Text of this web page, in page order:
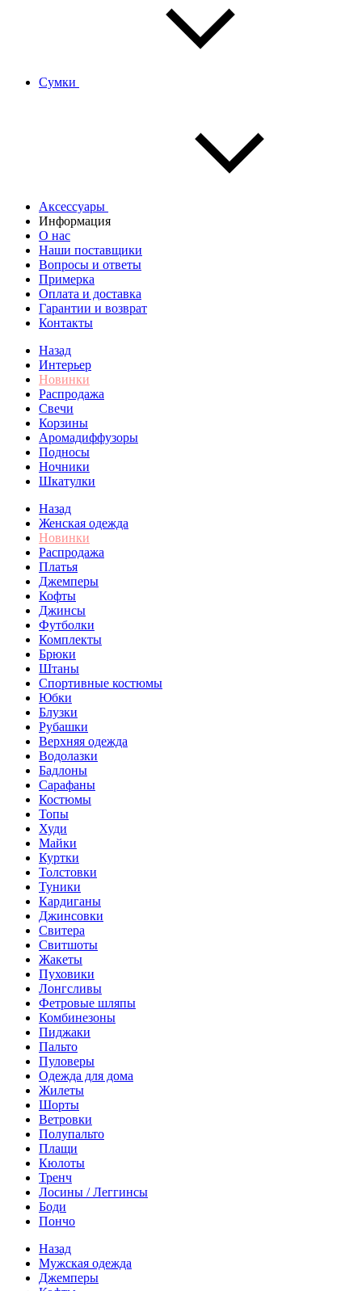
Сумки
Аксессуары
Информация
О нас
Наши поставщики
Вопросы и ответы
Примерка
Оплата и доставка
Гарантии и возврат
Контакты
Назад
Интерьер
Новинки
Распродажа
Свечи
Корзины
Аромадиффузоры
Подносы
Ночники
Шкатулки
Назад
Женская одежда
Новинки
Распродажа
Платья
Джемперы
Кофты
Джинсы
Футболки
Комплекты
Брюки
Штаны
Спортивные костюмы
Юбки
Блузки
Рубашки
Верхняя одежда
Водолазки
Бадлоны
Сарафаны
Костюмы
Топы
Худи
Майки
Куртки
Толстовки
Туники
Кардиганы
Джинсовки
Свитера
Свитшоты
Жакеты
Пуховики
Лонгсливы
Фетровые шляпы
Комбинезоны
Пиджаки
Пальто
Пуловеры
Одежда для дома
Жилеты
Шорты
Ветровки
Полупальто
Плащи
Кюлоты
Тренч
Лосины / Леггинсы
Боди
Пончо
Назад
Мужская одежда
Джемперы